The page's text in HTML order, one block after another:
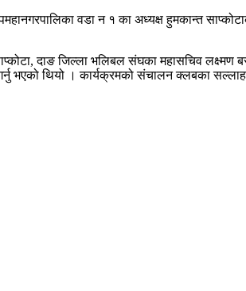
वडा न १ का अध्यक्ष हुमकान्त
दाङ जिल्ला भलिबल संघका महासचिव लक्ष्मण
भएको थियो । कार्यक्रमको संचालन क्लबका